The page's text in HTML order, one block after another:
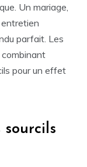
Un mariage,
parfait. Les
pour un effet